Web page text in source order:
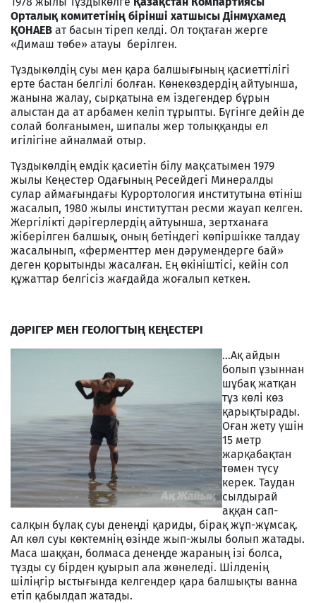
Орталық комитетінің бірінші хатшысы Дінмұхамед
ҚОНАЕВ ат басын тіреп келді. Ол тоқтаған жерге
«Димаш төбе» атауы берілген.
Тұздыкөлдің суы мен қара балшығының қасиеттілігі
ерте бастан белгілі болған. Көнекөздердің айтуынша,
жанына жалау, сырқатына ем іздегендер бұрын
алыстан да ат арбамен келіп тұрыпты. Бүгінге дейін де
солай болғанымен, шипалы жер толыққанды ел
игілігіне айналмай отыр.
Тұздыкөлдің емдік қасиетін білу мақсатымен 1979
жылы Кеңестер Одағының Ресейдегі Минералды
сулар аймағындағы Курортология институтына өтініш
жасалып, 1980 жылы институттан ресми жауап келген.
Жергілікті дәрігерлердің айтуынша, зертханаға
жіберілген балшық, оның бетіндегі көпіршікке талдау
жасалынып, «ферменттер мен дәрумендерге бай»
деген қорытынды жасалған. Ең өкініштісі, кейін сол
құжаттар белгісіз жағдайда жоғалып кеткен.
ДӘРІГЕР МЕН ГЕОЛОГТЫҢ КЕҢЕСТЕРІ
…Ақ айдын
болып ұзыннан
шұбақ жатқан
тұз көлі көз
қарықтырады.
Оған жету үшін
15 метр
жарқабақтан
төмен түсу
керек. Таудан
сылдырай
аққан сап-
салқын бұлақ суы денеңді қариды, бірақ жұп-жұмсақ.
Ал көл суы көктемнің өзінде жып-жылы болып жатады.
Маса шаққан, болмаса денеңде жараның ізі болса,
тұзды су бірден қуырып ала жөнеледі. Шілденің
шіліңгір ыстығында келгендер қара балшықты ванна
етіп қабылдап жатады.